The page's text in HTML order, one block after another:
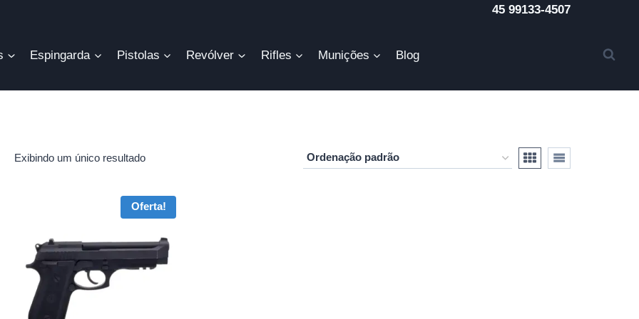
45 99133-4507
Espingarda Pistolas Revólver Rifles Munições Blog
Exibindo um único resultado
Oferta!